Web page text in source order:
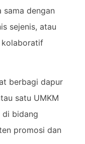
dengan
sejenis, atau
kolaboratif
berbagi dapur
satu UMKM
di bidang
promosi dan